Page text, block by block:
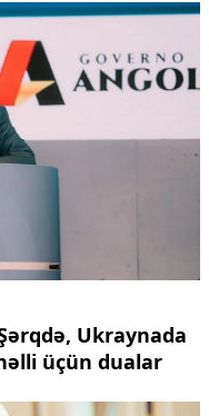
Ukraynada
üçün dualar